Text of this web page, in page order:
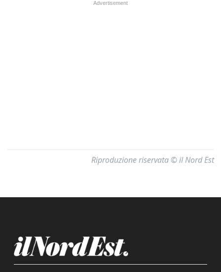
Riproduzione riservata © il Nord Est